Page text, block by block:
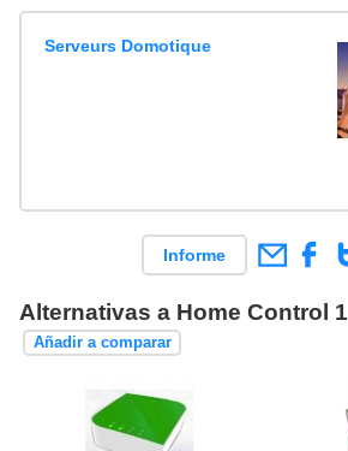
Serveurs Domotique
Informe
Alternativas a Home Control 1
Añadir a comparar